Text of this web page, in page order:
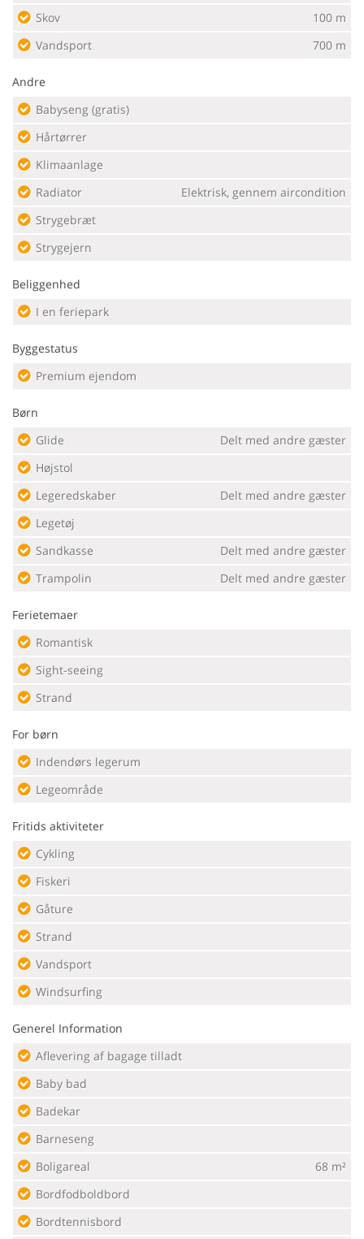
Skov
100 m
Vandsport
700 m
Andre
Babyseng (gratis)
Hårtørrer
Klimaanlage
Radiator
Elektrisk, gennem aircondition
Strygebræt
Strygejern
Beliggenhed
I en feriepark
Byggestatus
Premium ejendom
Børn
Glide
Delt med andre gæster
Højstol
Legeredskaber
Delt med andre gæster
Legetøj
Sandkasse
Delt med andre gæster
Trampolin
Delt med andre gæster
Ferietemaer
Romantisk
Sight-seeing
Strand
For børn
Indendørs legerum
Legeområde
Fritids aktiviteter
Cykling
Fiskeri
Gåture
Strand
Vandsport
Windsurfing
Generel Information
Aflevering af bagage tilladt
Baby bad
Badekar
Barneseng
Boligareal
68 m²
Bordfodboldbord
Bordtennisbord